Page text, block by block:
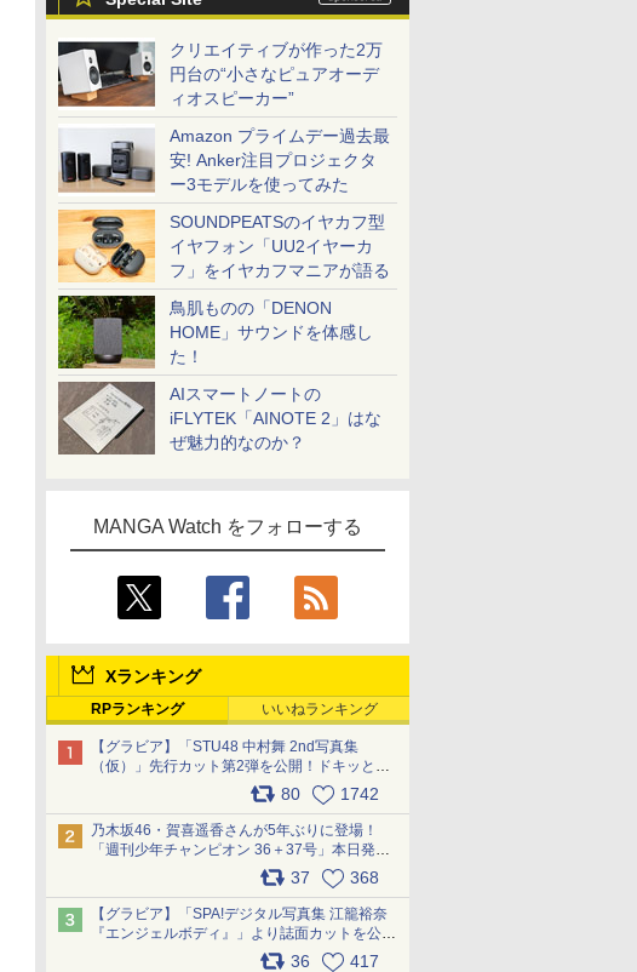
クリエイティブが作った2万
円台の“小さなピュアオーデ
ィオスピーカー”
Amazon プライムデー過去最
安! Anker注目プロジェクタ
ー3モデルを使ってみた
SOUNDPEATSのイヤカフ型
イヤフォン「UU2イヤーカ
フ」をイヤカフマニアが語る
鳥肌ものの「DENON
HOME」サウンドを体感し
た！
AIスマートノートの
iFLYTEK「AINOTE 2」はな
ぜ魅力的なのか？
MANGA Watch をフォローする
Xランキング
RPランキング いいねランキング
【グラビア】「STU48 中村舞 2nd写真集
（仮）」先行カット第2弾を公開！ドキッとす
るランジェリーカットなど新たな挑戦
80 1742
乃木坂46・賀喜遥香さんが5年ぶりに登場！
「週刊少年チャンピオン 36＋37号」本日発
売 pic.x.com/2Mo85ZlRvK
37 368
【グラビア】「SPA!デジタル写真集 江籠裕奈
『エンジェルボディ』」より誌面カットを公
開！ pic.x.com/Yl52UEMoko 36 417